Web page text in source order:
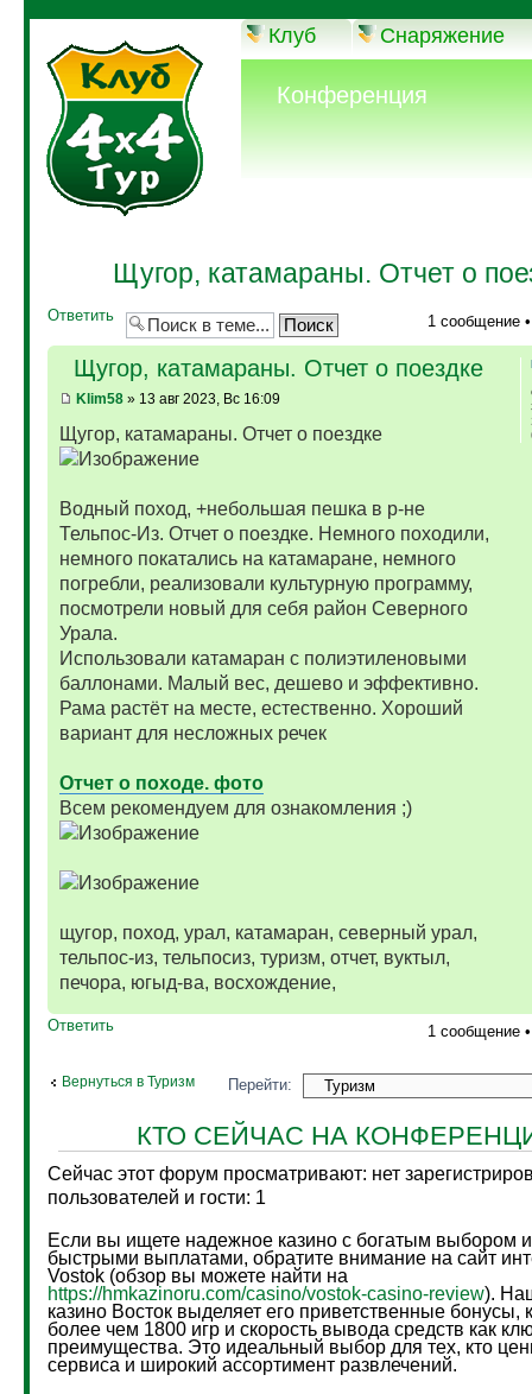
Клуб Снаряжение
Конференция
Щугор, катамараны. Отчет о
Ответить 1 сообщение
Щугор, катамараны. Отчет о поездке
Klim58» 13 авг 2023, Вс 16:09
Щугор, катамараны. Отчет о поездке
Водный поход, +небольшая пешка в р-не
Тельпос-Из. Отчет о поездке. Немного походили,
немного покатались на катамаране, немного
погребли, реализовали культурную программу,
посмотрели новый для себя район Северного
Урала.
Использовали катамаран с полиэтиленовыми
баллонами. Малый вес, дешево и эффективно.
Рама растёт на месте, естественно. Хороший
вариант для несложных речек
Отчет о походе. фото
Всем рекомендуем для ознакомления ;)
щугор, поход, урал, катамаран, северный урал,
тельпос-из, тельпосиз, туризм, отчет, вуктыл,
печора, югыд-ва, восхождение,
Ответить 1 сообщение
Вернуться в Туризм Перейти:
КТО СЕЙЧАС НА
Сейчас этот форум просматривают: нет
пользователей и гости: 1
Если вы ищете надежное казино с богатым выбором
быстрыми выплатами, обратите внимание на сайт
Vostok (обзор вы можете найти на
https://hmkazinoru.com/casino/vostok-casino-review).
казино Восток выделяет его приветственные бонусы,
более чем 1800 игр и скорость вывода средств как
преимущества. Это идеальный выбор для тех, кто
сервиса и широкий ассортимент развлечений.